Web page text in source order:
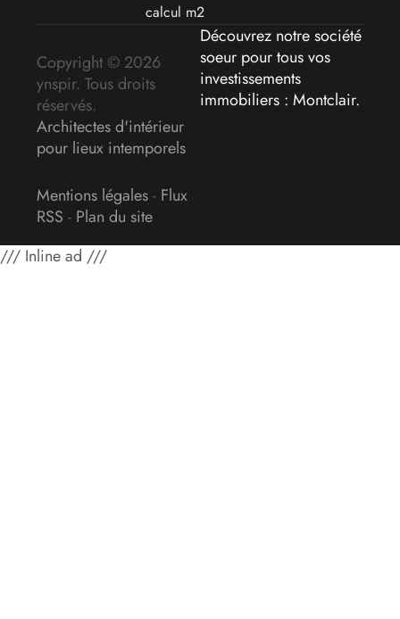
calcul m2
Copyright © 2026
ynspir. Tous droits
réservés.
Architectes d'intérieur
pour lieux intemporels
Mentions légales- Flux
RSS - Plan du site
Découvrez notre société
soeur pour tous vos
investissements
immobiliers : Montclair.
/// Inline ad ///